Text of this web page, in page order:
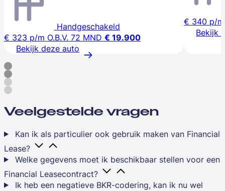
Handgeschakeld
€ 323 p/m O.B.V. 72 MND € 19.900
Bekijk deze auto
€ 340 p/m
Bekijk
Veelgestelde vragen
Kan ik als particulier ook gebruik maken van Financial
Lease?
Welke gegevens moet ik beschikbaar stellen voor een
Financial Leasecontract?
Ik heb een negatieve BKR-codering, kan ik nu wel